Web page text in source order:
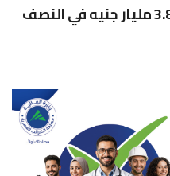
“الإسكندرية للحاويات” تربح 3.8 مليار جنيه في النصف